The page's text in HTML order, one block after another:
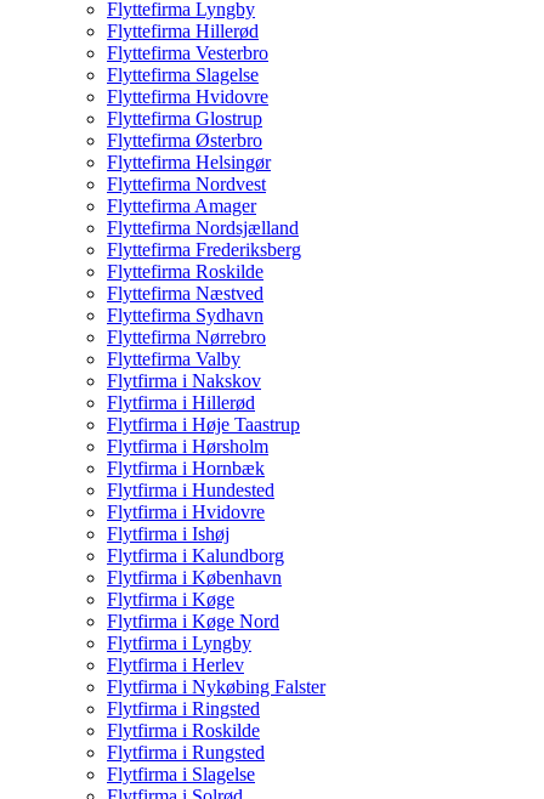
Flyttefirma Lyngby
Flyttefirma Hillerød
Flyttefirma Vesterbro
Flyttefirma Slagelse
Flyttefirma Hvidovre
Flyttefirma Glostrup
Flyttefirma Østerbro
Flyttefirma Helsingør
Flyttefirma Nordvest
Flyttefirma Amager
Flyttefirma Nordsjælland
Flyttefirma Frederiksberg
Flyttefirma Roskilde
Flyttefirma Næstved
Flyttefirma Sydhavn
Flyttefirma Nørrebro
Flyttefirma Valby
Flytfirma i Nakskov
Flytfirma i Hillerød
Flytfirma i Høje Taastrup
Flytfirma i Hørsholm
Flytfirma i Hornbæk
Flytfirma i Hundested
Flytfirma i Hvidovre
Flytfirma i Ishøj
Flytfirma i Kalundborg
Flytfirma i København
Flytfirma i Køge
Flytfirma i Køge Nord
Flytfirma i Lyngby
Flytfirma i Herlev
Flytfirma i Nykøbing Falster
Flytfirma i Ringsted
Flytfirma i Roskilde
Flytfirma i Rungsted
Flytfirma i Slagelse